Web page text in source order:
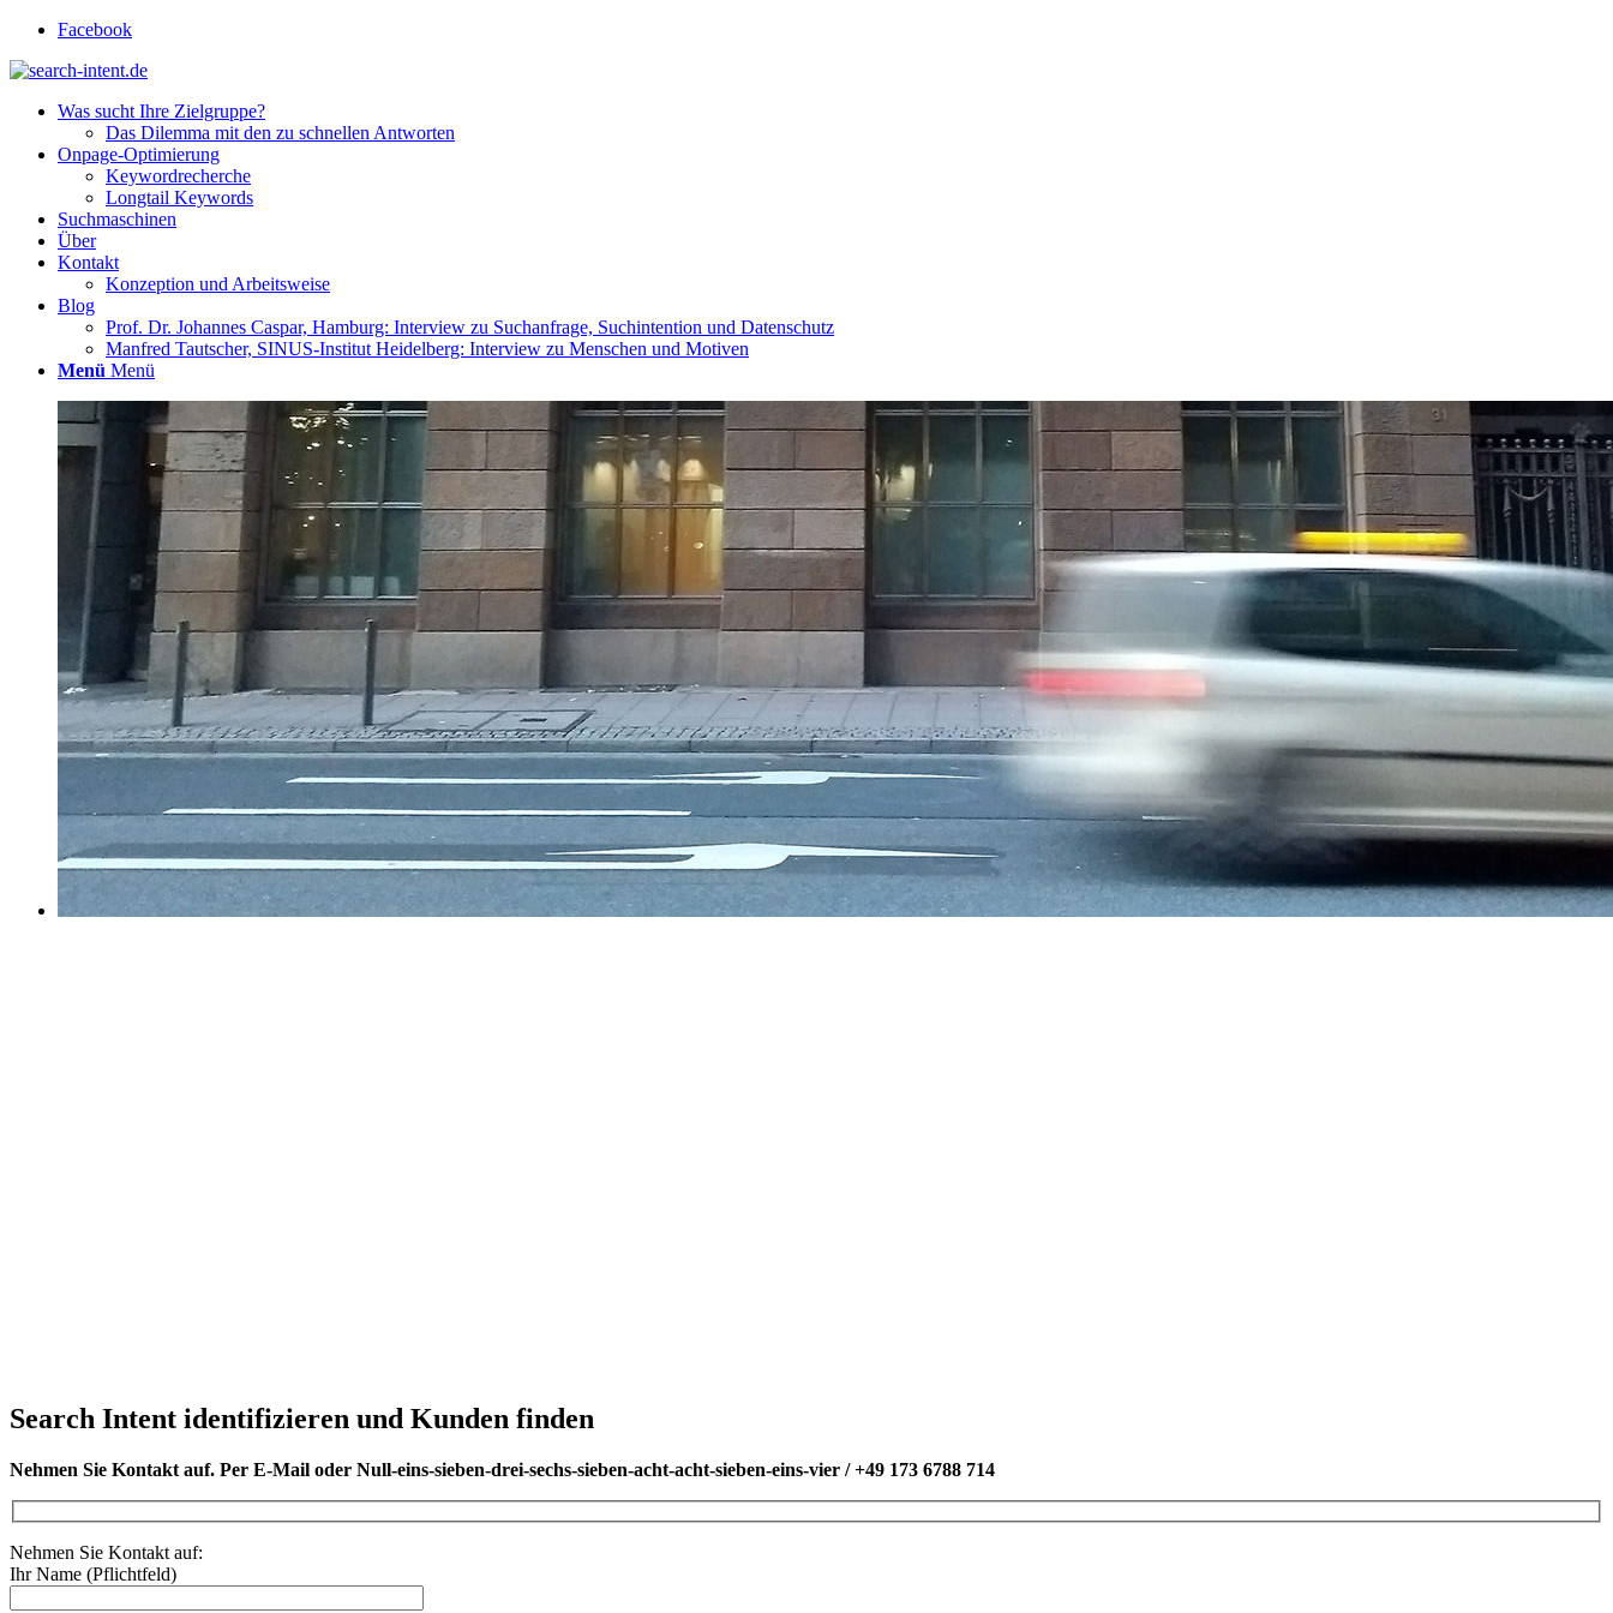
Facebook
Was sucht Ihre Zielgruppe?
Das Dilemma mit den zu schnellen Antworten
Onpage-Optimierung
Keywordrecherche
Longtail Keywords
Suchmaschinen
Über
Kontakt
Konzeption und Arbeitsweise
Blog
Prof. Dr. Johannes Caspar, Hamburg: Interview zu Suchanfrage, Suchintention und Datenschutz
Manfred Tautscher, SINUS-Institut Heidelberg: Interview zu Menschen und Motiven
Menü Menü
Search Intent identifizieren und Kunden finden
Nehmen Sie Kontakt auf. Per E-Mail oder Null-eins-sieben-drei-sechs-sieben-acht-acht-sieben-eins-vier / +49 173 6788 714
Nehmen Sie Kontakt auf:
Ihr Name (Pflichtfeld)